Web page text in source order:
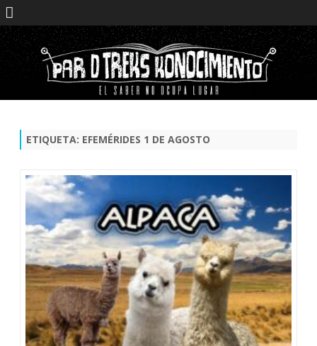
Saltar
ETIQUETA: EFEMÉRIDES 1 DE AGOSTO